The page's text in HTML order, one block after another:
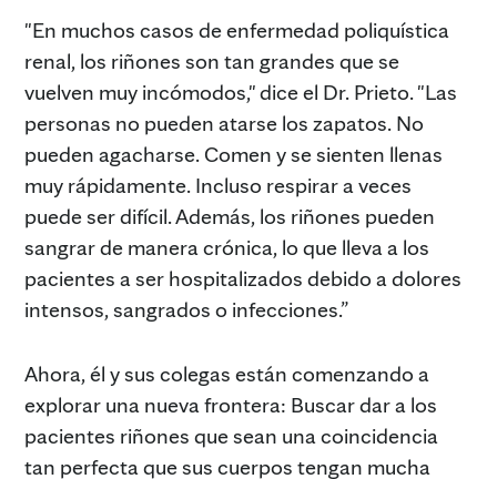
"En muchos casos de enfermedad poliquística
renal, los riñones son tan grandes que se
vuelven muy incómodos," dice el Dr. Prieto. "Las
personas no pueden atarse los zapatos. No
pueden agacharse. Comen y se sienten llenas
muy rápidamente. Incluso respirar a veces
puede ser difícil. Además, los riñones pueden
sangrar de manera crónica, lo que lleva a los
pacientes a ser hospitalizados debido a dolores
intensos, sangrados o infecciones.”
Ahora, él y sus colegas están comenzando a
explorar una nueva frontera: Buscar dar a los
pacientes riñones que sean una coincidencia
tan perfecta que sus cuerpos tengan mucha